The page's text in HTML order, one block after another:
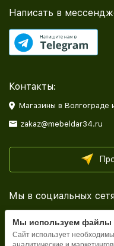
Написать в
Контакты:
Магазины в
zakaz@mebeldar34.ru
Мы в социальных
Мы используем файлы
Сайт использует